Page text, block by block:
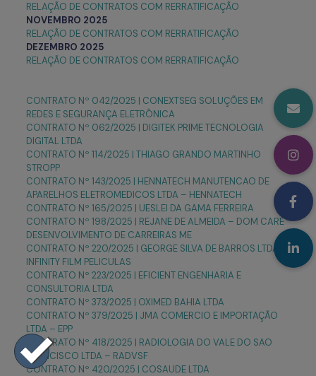
RELAÇÃO DE CONTRATOS COM RERRATIFICAÇÃO
NOVEMBRO 2025
RELAÇÃO DE CONTRATOS COM RERRATIFICAÇÃO
DEZEMBRO 2025
RELAÇÃO DE CONTRATOS COM RERRATIFICAÇÃO
CONTRATO Nº 042/2025 | CONEXTSEG SOLUÇÕES EM
REDES E SEGURANÇA ELETRÔNICA
CONTRATO Nº 062/2025 | DIGITEK PRIME TECNOLOGIA
DIGITAL LTDA
CONTRATO Nº 114/2025 | THIAGO GRANDO MARTINHO
STROPP
CONTRATO Nº 143/2025 | HENNATECH MANUTENCAO DE
APARELHOS ELETROMEDICOS LTDA – HENNATECH
CONTRATO Nº 165/2025 | UESLEI DA GAMA FERREIRA
CONTRATO Nº 198/2025 | REJANE DE ALMEIDA – DOM CARE
DESENVOLVIMENTO DE CARREIRAS ME
CONTRATO Nº 220/2025 | GEORGE SILVA DE BARROS LTDA –
INFINITY FILM PELICULAS
CONTRATO Nº 223/2025 | EFICIENT ENGENHARIA E
CONSULTORIA LTDA
CONTRATO Nº 373/2025 | OXIMED BAHIA LTDA
CONTRATO Nº 379/2025 | JMA COMERCIO E IMPORTAÇÃO
LTDA – EPP
CONTRATO Nº 418/2025 | RADIOLOGIA DO VALE DO SAO
FRANCISCO LTDA – RADVSF
CONTRATO Nº 420/2025 | COSAUDE LTDA